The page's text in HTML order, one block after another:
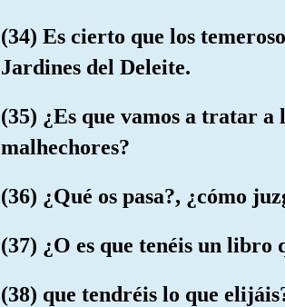
(34) Es cierto que los
Jardines del Deleite.
(35) ¿Es que vamos a tratar a
malhechores?
(36) ¿Qué os pasa?, ¿cómo
(37) ¿O es que tenéis un libro
(38) que tendréis lo que